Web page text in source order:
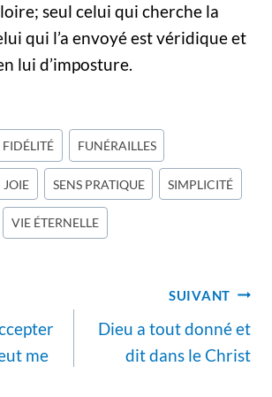
seul celui qui cherche la
qui l’a envoyé est véridique et
lui d’imposture.
FIDÉLITÉ FUNÉRAILLES
JOIE SENS PRATIQUE SIMPLICITÉ
VIE ÉTERNELLE
me
SUIVANT
Dieu a tout donné et
dit dans le Christ